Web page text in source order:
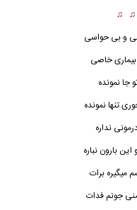
♫ ♫
و بی حواسی
خاصی
جا نمونده
تنها نمونده
نداره
بارون نباره
میگیره برات
جونم فدات